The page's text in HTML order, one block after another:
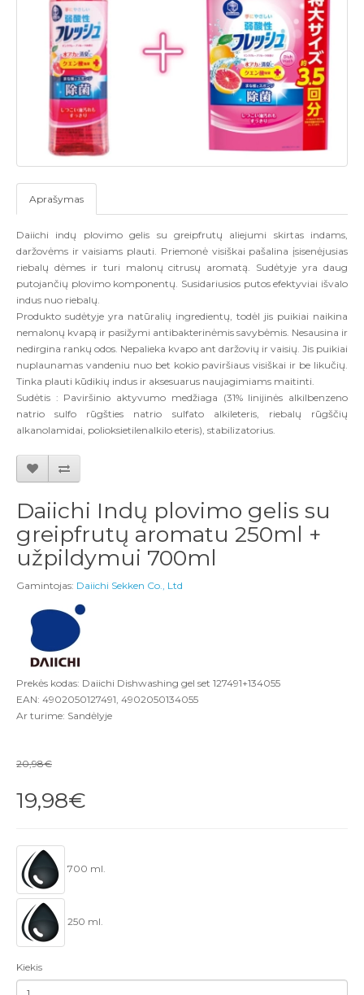
Aprašymas
Daiichi indų plovimo gelis su greipfrutų aliejumi skirtas indams,
daržovėms ir vaisiams plauti. Priemonė visiškai pašalina įsisenėjusias
riebalų dėmes ir turi malonų citrusų aromatą. Sudėtyje yra daug
putojančių plovimo komponentų. Susidariusios putos efektyviai išvalo
indus nuo riebalų.
Produkto sudėtyje yra natūralių ingredientų, todėl jis puikiai naikina
nemalonų kvapą ir pasižymi antibakterinėmis savybėmis. Nesausina ir
nedirgina rankų odos. Nepalieka kvapo ant daržovių ir vaisių. Jis puikiai
nuplaunamas vandeniu nuo bet kokio paviršiaus visiškai ir be likučių.
Tinka plauti kūdikių indus ir aksesuarus naujagimiams maitinti.
Sudėtis : Paviršinio aktyvumo medžiaga (31% linijinės alkilbenzeno
natrio sulfo rūgšties natrio sulfato alkileteris, riebalų rūgščių
alkanolamidai, polioksietilenalkilo eteris), stabilizatorius.
Daiichi Indų plovimo gelis su
greipfrutų aromatu 250ml +
užpildymui 700ml
Gamintojas: Daiichi Sekken Co., Ltd
Prekės kodas: Daiichi Dishwashing gel set 127491+134055
EAN: 4902050127491, 4902050134055
Ar turime: Sandėlyje
20,98€
19,98€
700 ml.
250 ml.
Kiekis